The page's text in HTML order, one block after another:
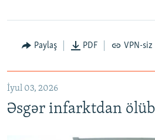
Auto 240p 360p
720p 1080p
Paylaş PDF VPN-siz
İyul 03, 2026
Əsgər infarktdan